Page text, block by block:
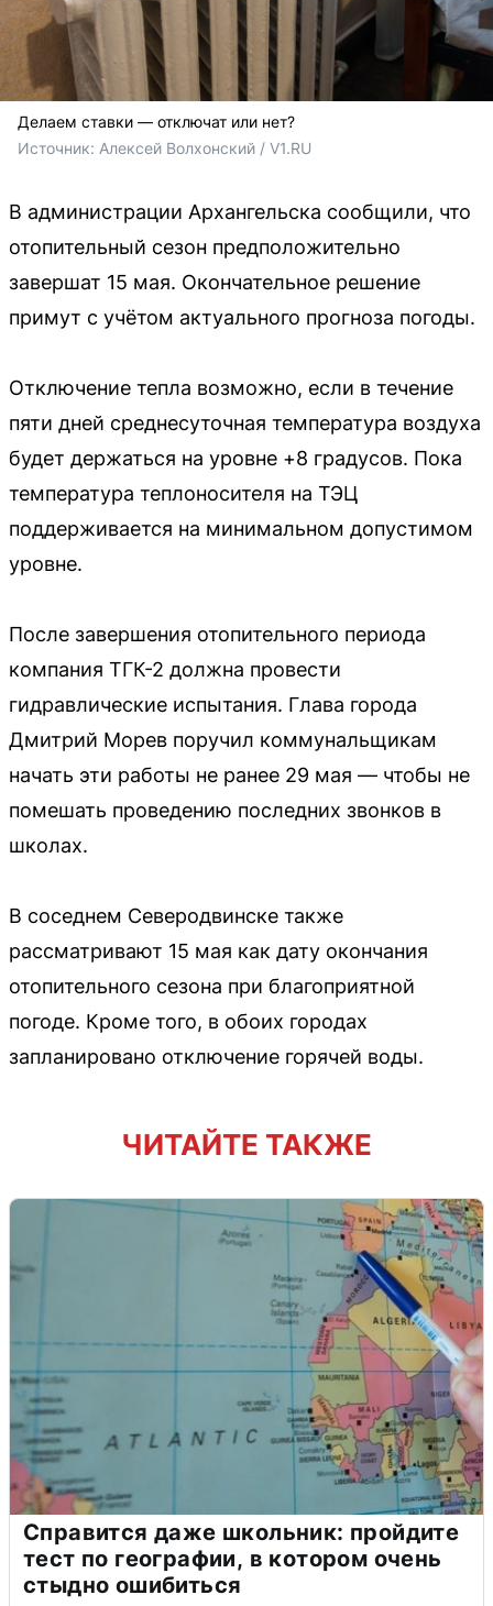
Делаем ставки — отключат или нет?
Источник: Алексей Волхонский / V1.RU
В администрации Архангельска сообщили, что
отопительный сезон предположительно
завершат 15 мая. Окончательное решение
примут с учётом актуального прогноза погоды.
Отключение тепла возможно, если в течение
пяти дней среднесуточная температура воздуха
будет держаться на уровне +8 градусов. Пока
температура теплоносителя на ТЭЦ
поддерживается на минимальном допустимом
уровне.
После завершения отопительного периода
компания ТГК-2 должна провести
гидравлические испытания. Глава города
Дмитрий Морев поручил коммунальщикам
начать эти работы не ранее 29 мая — чтобы не
помешать проведению последних звонков в
школах.
В соседнем Северодвинске также
рассматривают 15 мая как дату окончания
отопительного сезона при благоприятной
погоде. Кроме того, в обоих городах
запланировано отключение горячей воды.
ЧИТАЙТЕ ТАКЖЕ
Справится даже школьник: пройдите
тест по географии, в котором очень
стыдно ошибиться